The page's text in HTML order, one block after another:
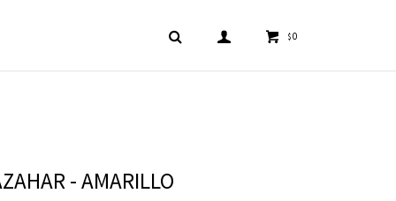
$0
- AMARILLO